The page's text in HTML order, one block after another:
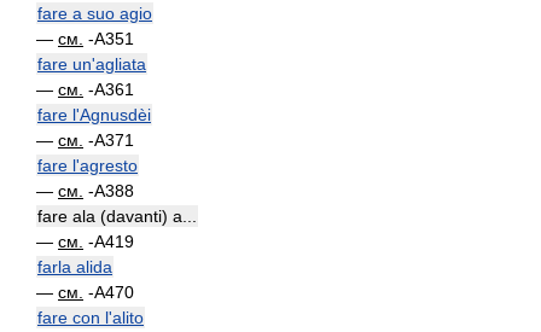
fare a suo agio
— см. -A351
fare un'agliata
— см. -A361
fare l'Agnusdèi
— см. -A371
fare l'agresto
— см. -A388
fare ala (davanti) a...
— см. -A419
farla alida
— см. -A470
fare con l'alito